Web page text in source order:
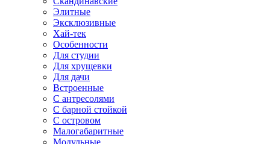
Элитные
Эксклюзивные
Хай-тек
Особенности
Для студии
Для хрущевки
Для дачи
Встроенные
С антресолями
С барной стойкой
С островом
Малогабаритные
Модульные